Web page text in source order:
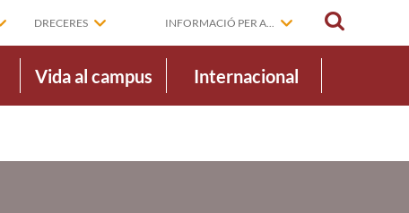
DRECERES INFORMACIÓ PER A...
Vida al campus Internacional